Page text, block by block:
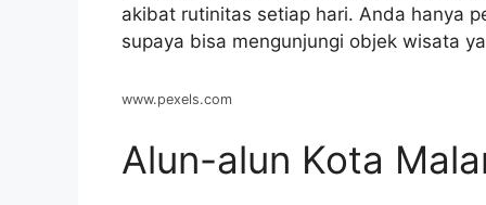
akibat rutinitas setiap hari. Anda hanya
supaya bisa mengunjungi objek wisata
www.pexels.com
Alun-alun Kota